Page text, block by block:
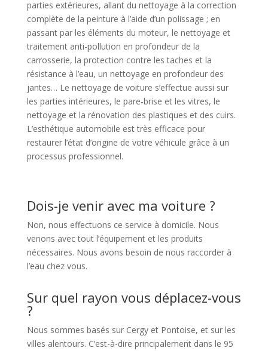
parties extérieures, allant du nettoyage à la correction
complète de la peinture à l’aide d’un polissage ; en
passant par les éléments du moteur, le nettoyage et
traitement anti-pollution en profondeur de la
carrosserie, la protection contre les taches et la
résistance à l’eau, un nettoyage en profondeur des
jantes… Le nettoyage de voiture s’effectue aussi sur
les parties intérieures, le pare-brise et les vitres, le
nettoyage et la rénovation des plastiques et des cuirs.
L’esthétique automobile est très efficace pour
restaurer l’état d’origine de votre véhicule grâce à un
processus professionnel.
Dois-je venir avec ma voiture ?
Non, nous effectuons ce service à domicile. Nous
venons avec tout l’équipement et les produits
nécessaires. Nous avons besoin de nous raccorder à
l’eau chez vous.
Sur quel rayon vous déplacez-vous
?
Nous sommes basés sur Cergy et Pontoise, et sur les
villes alentours. C’est-à-dire principalement dans le 95